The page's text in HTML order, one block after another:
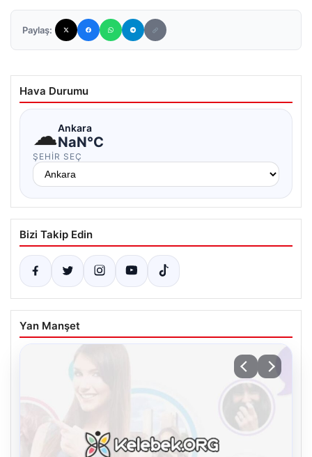
Paylaş:
Hava Durumu
☁Ankara
NaN°C
ŞEHIR SEÇ
Bizi Takip Edin
Yan Manşet